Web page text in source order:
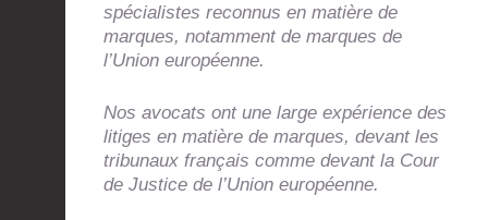
spécialistes reconnus en matière de
marques, notamment de marques de
l’Union européenne.
Nos avocats ont une large expérience des
litiges en matière de marques, devant les
tribunaux français comme devant la Cour
de Justice de l’Union européenne.